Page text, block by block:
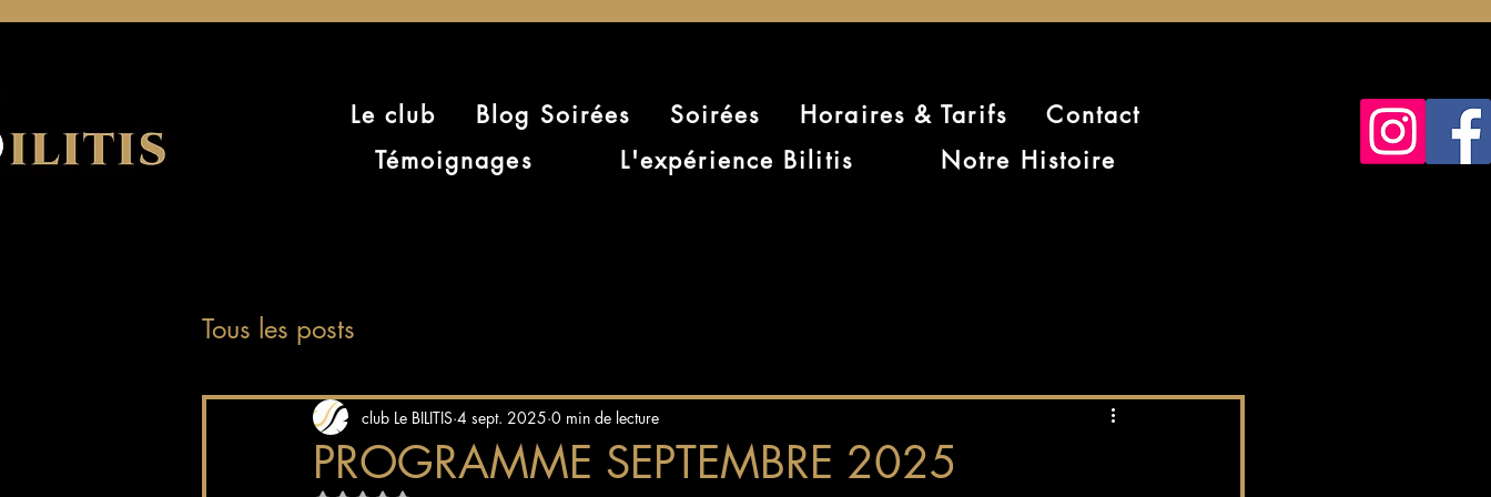
Le club Blog Soirées Soirées Horaires & Tarifs
Contact
Témoignages
L'expérience Bilitis Notre Histoire
Tous les posts
PROGRAMME SEPTEMBRE 2025
club Le BILITIS 4 sept. 2025 0 min de lecture